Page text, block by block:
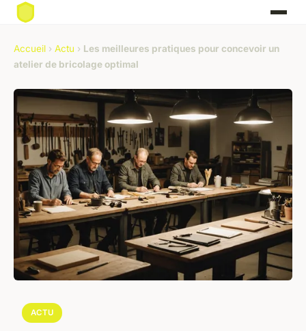
Accueil › Actu › Les meilleures pratiques pour concevoir un
atelier de bricolage optimal
ACTU